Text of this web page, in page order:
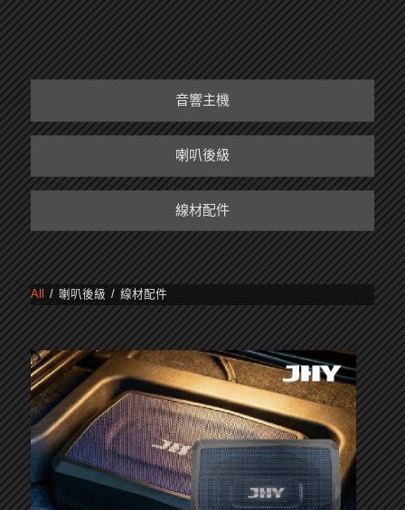
音響主機
喇叭後級
線材配件
All / 喇叭後級 / 線材配件